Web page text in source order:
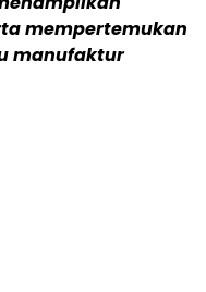
mempertemukan
manufaktur